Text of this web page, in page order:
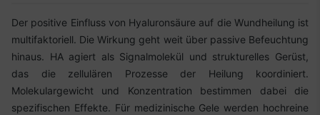
Der positive Einfluss von Hyaluronsäure auf die Wundheilung ist
multifaktoriell. Die Wirkung geht weit über passive Befeuchtung
hinaus. HA agiert als Signalmolekül und strukturelles Gerüst,
das die zellulären Prozesse der Heilung koordiniert.
Molekulargewicht und Konzentration bestimmen dabei die
spezifischen Effekte. Für medizinische Gele werden hochreine